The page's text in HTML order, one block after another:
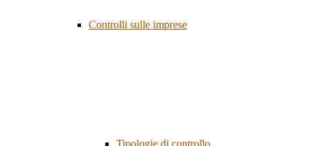
Controlli sulle imprese